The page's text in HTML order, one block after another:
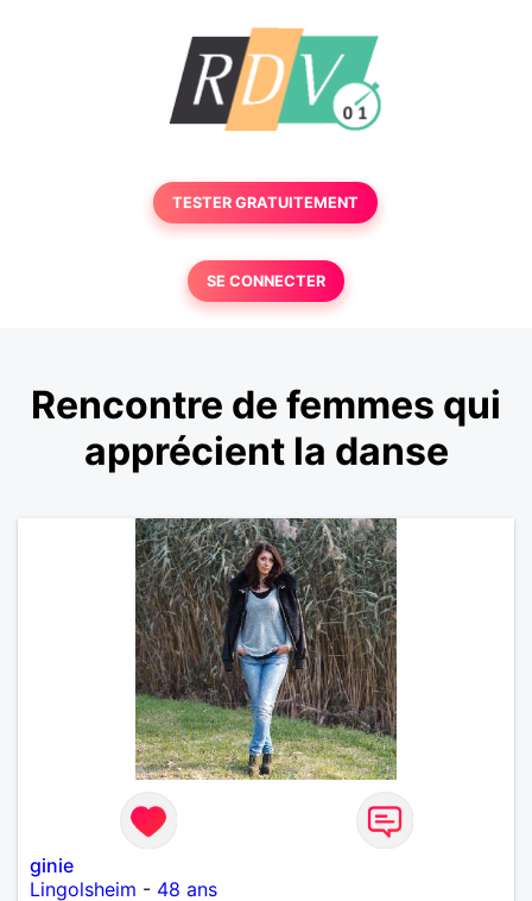
TESTER GRATUITEMENT
SE CONNECTER
Rencontre de femmes qui
apprécient la danse
ginie
Lingolsheim - 48 ans